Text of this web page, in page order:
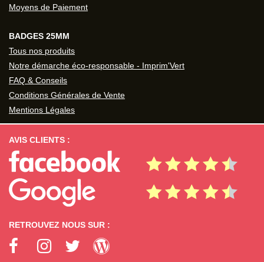
Moyens de Paiement
BADGES 25MM
Tous nos produits
Notre démarche éco-responsable - Imprim'Vert
FAQ & Conseils
Conditions Générales de Vente
Mentions Légales
AVIS CLIENTS :
RETROUVEZ NOUS SUR :